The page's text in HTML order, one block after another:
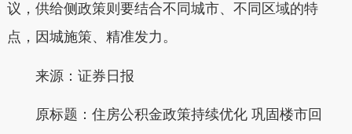
议，供给侧政策则要结合不同城市、不同区域的特
点，因城施策、精准发力。
来源：证券日报
原标题：住房公积金政策持续优化 巩固楼市回